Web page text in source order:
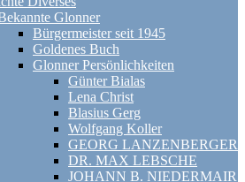
Glonner
Bürgermeister seit 1945
Goldenes Buch
Glonner Persönlichkeiten
Günter Bialas
Lena Christ
Blasius Gerg
Wolfgang Koller
GEORG LANZENBERGER
DR. MAX LEBSCHE
JOHANN B. NIEDERMAIR